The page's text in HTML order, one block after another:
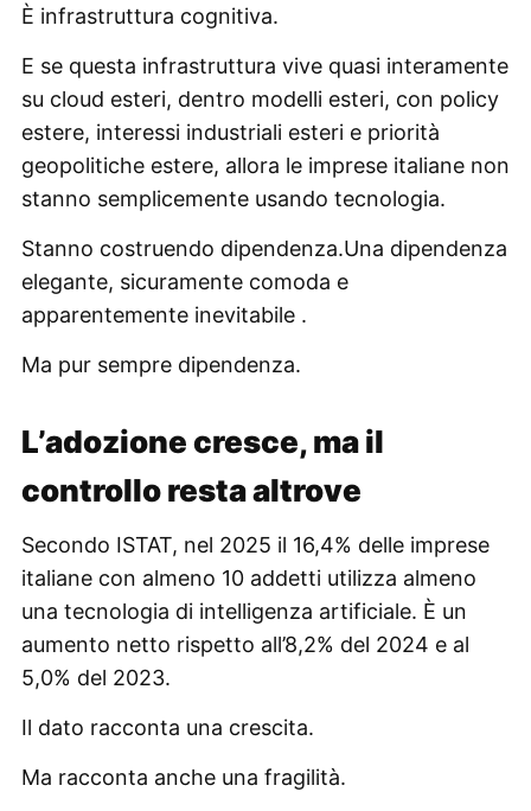
È infrastruttura cognitiva.
E se questa infrastruttura vive quasi interamente
su cloud esteri, dentro modelli esteri, con policy
estere, interessi industriali esteri e priorità
geopolitiche estere, allora le imprese italiane non
stanno semplicemente usando tecnologia.
Stanno costruendo dipendenza.Una dipendenza
elegante, sicuramente comoda e
apparentemente inevitabile .
Ma pur sempre dipendenza.
L’adozione cresce, ma il
controllo resta altrove
Secondo ISTAT, nel 2025 il 16,4% delle imprese
italiane con almeno 10 addetti utilizza almeno
una tecnologia di intelligenza artificiale. È un
aumento netto rispetto all’8,2% del 2024 e al
5,0% del 2023.
Il dato racconta una crescita.
Ma racconta anche una fragilità.